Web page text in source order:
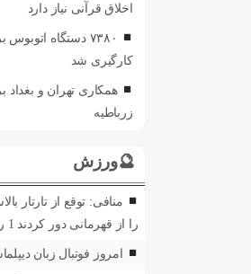
اخلاق قرآنی نیاز دارد
۷۳۸۰ دستگاه
کارگیری شد
همکاری تهران و بغداد
زرباطیه
🔮ورزش
منافی: توقع از تارتار
را از قهرمانی دور کردند 1 روز
امروز فوتبال زبان